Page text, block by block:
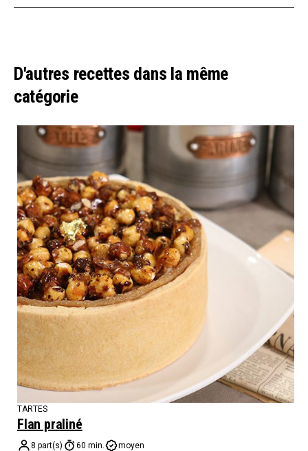
D'autres recettes dans la même
catégorie
TARTES
Flan praliné
8 part(s) 60 min. moyen